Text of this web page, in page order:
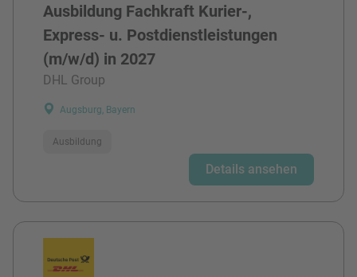
Ausbildung Fachkraft Kurier-,
Express- u. Postdienstleistungen
(m/w/d) in 2027
DHL Group
Augsburg, Bayern
Ausbildung
Details ansehen